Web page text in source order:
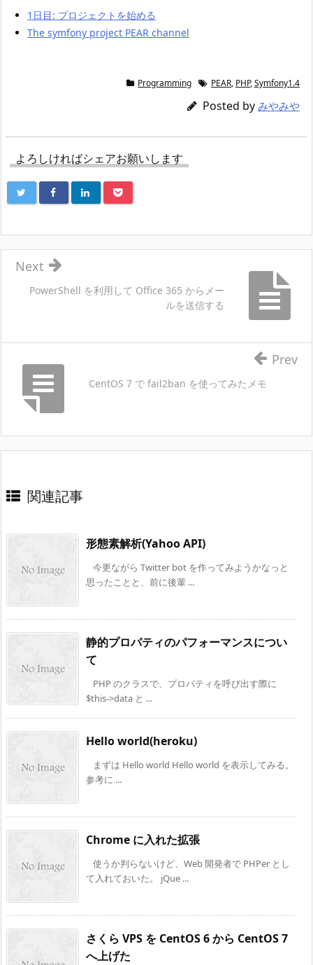
1日目: プロジェクトを始める
The symfony project PEAR channel
Programming PEAR, PHP,Symfony1.4
Posted by みやみや
よろしければシェアお願いします
PowerShell を利用して Office 365 からメー
ルを送信する
Next
CentOS 7 で fail2ban を使ってみたメモ
Prev
関連記事
形態素解析(Yahoo API)
今更ながら Twitter bot を作ってみようかなっと
思ったことと、前に後輩 ...
静的プロパティのパフォーマンスについ
て
PHP のクラスで、プロパティを呼び出す際に
$this->data と ...
Hello world(heroku)
まずは Hello world Hello world を表示してみる。
参考に ...
Chrome に入れた拡張
使うか判らないけど、Web 開発者で PHPer とし
て入れておいた。 jQue ...
さくら VPS を CentOS 6 から CentOS 7
へ上げた